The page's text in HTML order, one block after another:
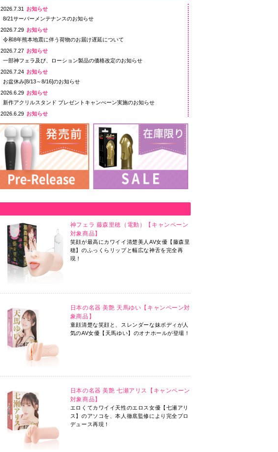
2026.7.31
お知らせ
8/21サーバーメンテナンスのお知らせ
2026.7.29 お知らせ
令和8年熊本地震に伴う荷物のお届け遅延について
2026.7.27 お知らせ
一部神フェラ及び、ローション製品の価格改定のお知らせ
2026.7.24 お知らせ
お盆休み[8/13～8/16]のお知らせ
2026.6.29 お知らせ
新作アクリルスタンド プレゼントキャンぺーン実施のお知らせ
2026.6.29 お知らせ
日本の名器＆神フェラまとめ買いキャンペーン実施のお知らせ
2026.6.18
お知らせ
送料・代引き手数料(無料条件)見直しのお知らせ
2026.4.21
お知らせ
一部バイブ製品の価格改定のお知らせ
2026.4.21
お知らせ
GW休業[5/2～5/6]のお知らせ
「神フェラ 百永さりな（電動）2個セットご注文毎に同梱アクスタを2枚
追加でプレゼントキャンペーン」実施について
2025.12.9 お知らせ
青森県東方沖の地震に伴う荷物のお届けへ遅延について
2025.12.4 お知らせ
年末年始休業[12/30～1/4]のお知らせ
2025.11.12 お知らせ
「神フェラ対象商品購入でアクスタ追加プレゼントキャンペーン」実施の
お知らせ
2025.9.30 お知らせ
一部商品価格改定のお知らせ
お知らせ
7/31サーバーメンテナンスのお知らせ
2025.7.14 お知らせ
【重要】お盆休み[8/13～8/17]のお知らせ
2025.5.14 お知らせ
2025年版カタログ更新のお知らせ
お知らせ
神フェラ 藤森里穂（電動）【キャンペーン
対象商品】
笑顔が最高にカワイイ清楚美人AV女優【藤森里
穂】のふっくらリップと幅広な神舌を完全再
現！
日本の名器 美艶 天馬ゆい【キャンペーン対
象商品】
童顔清楚な笑顔と、スレンダーな妹ボディが人
気のAV女優【天馬ゆい】のオナホールが登場！
日本の名器 美艶 七瀬アリス【キャンペーン
対象商品】
エロくてカワイイ天性のエロス女優【七瀬アリ
ス】のアソコを、本人徹底監修により完全プロ
デュース再現！